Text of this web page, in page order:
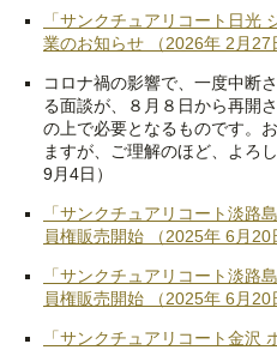
「サンクチュアリコート日光
業のお知らせ （2026年 2月27
コロナ禍の影響で、一度中断
る面談が、８月８日から再開
の上で必要となるものです。
ますが、ご理解のほど、よろ
9月4日）
「サンクチュアリコート淡路
員権販売開始 （2025年 6月20
「サンクチュアリコート淡路
員権販売開始 （2025年 6月20
「サンクチュアリコート金沢